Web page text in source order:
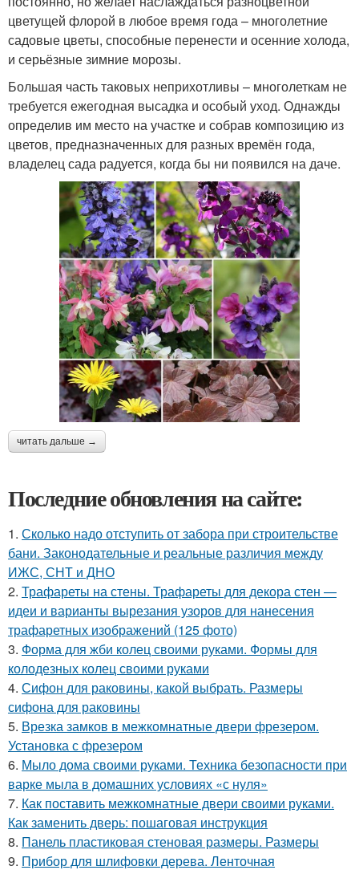
цветущей флорой в любое время года – многолетние
садовые цветы, способные перенести и осенние холода,
и серьёзные зимние морозы.
Большая часть таковых неприхотливы – многолеткам не
требуется ежегодная высадка и особый уход. Однажды
определив им место на участке и собрав композицию из
цветов, предназначенных для разных времён года,
владелец сада радуется, когда бы ни появился на даче.
читать дальше →
Последние обновления на сайте:
1. Сколько надо отступить от забора при строительстве
бани. Законодательные и реальные различия между
ИЖС, СНТ и ДНО
2. Трафареты на стены. Трафареты для декора стен —
идеи и варианты вырезания узоров для нанесения
трафаретных изображений (125 фото)
3. Форма для жби колец своими руками. Формы для
колодезных колец своими руками
4. Сифон для раковины, какой выбрать. Размеры
сифона для раковины
5. Врезка замков в межкомнатные двери фрезером.
Установка с фрезером
6. Мыло дома своими руками. Техника безопасности при
варке мыла в домашних условиях «с нуля»
7. Как поставить межкомнатные двери своими руками.
Как заменить дверь: пошаговая инструкция
8. Панель пластиковая стеновая размеры. Размеры
9. Прибор для шлифовки дерева. Ленточная